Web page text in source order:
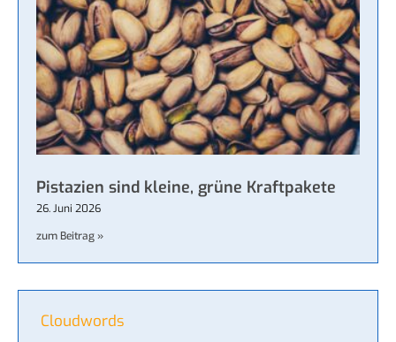
Pistazien sind kleine, grüne Kraftpakete
26. Juni 2026
zum Beitrag »
Cloudwords